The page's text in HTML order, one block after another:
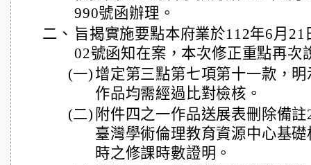
990號函辦理。
二、 旨揭實施要點本府業於112年6月
02號函知在案，本次修正重點再次
(一) 增定第三點第七項第十一款，
作品均需經過比對檢核。
(二) 附件四之一作品送展表刪除備
臺灣學術倫理教育資源中心基
時之修課時數證明。